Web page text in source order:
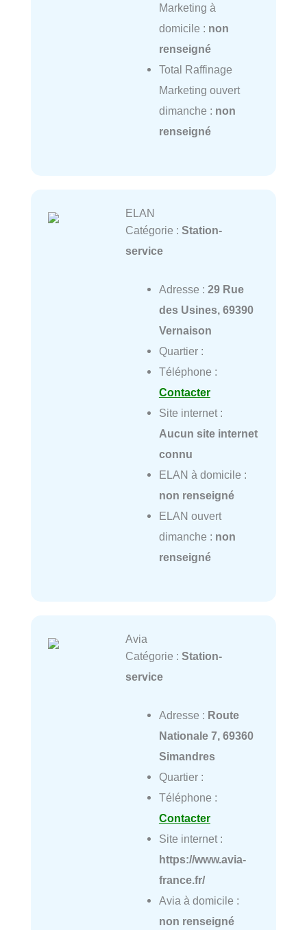
Marketing à
domicile : non
renseigné
Total Raffinage
Marketing ouvert
dimanche : non
renseigné
ELAN
Catégorie : Station-
service
Adresse : 29 Rue
des Usines, 69390
Vernaison
Quartier :
Téléphone :
Contacter
Site internet :
Aucun site internet
connu
ELAN à domicile :
non renseigné
ELAN ouvert
dimanche : non
renseigné
Avia
Catégorie : Station-
service
Adresse : Route
Nationale 7, 69360
Simandres
Quartier :
Téléphone :
Contacter
Site internet :
https://www.avia-
france.fr/
Avia à domicile :
non renseigné